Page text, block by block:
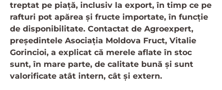
treptat pe piață, inclusiv la export, în timp ce pe
rafturi pot apărea și fructe importate, în funcție
de disponibilitate. Contactat de Agroexpert,
președintele Asociația Moldova Fruct, Vitalie
Gorincioi, a explicat că merele aflate în stoc
sunt, în mare parte, de calitate bună și sunt
valorificate atât intern, cât și extern.